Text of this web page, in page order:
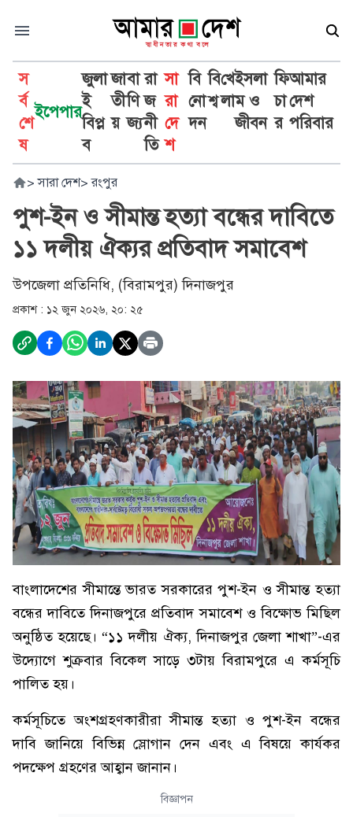
স
র্ব
শে
ষ
ইপেপার
জুলা
ই
বিপ্ল
ব
জা
তী
য়
বা
ণি
জ্য
রা
জ
নী
তি
সা
রা
দে
শ
বি
নো
দন
বি
শ্ব
খে
লা
ইসলা
ম ও
জীবন
ফি
চা
র
আমার
দেশ
পরিবার
> সারা দেশ> রংপুর
পুশ-ইন ও সীমান্ত হত্যা বন্ধের দাবিতে
১১ দলীয় ঐক্যর প্রতিবাদ সমাবেশ
উপজেলা প্রতিনিধি, (বিরামপুর) দিনাজপুর
প্রকাশ : ১২ জুন ২০২৬, ২০: ২৫
বাংলাদেশের সীমান্তে ভারত সরকারের পুশ-ইন ও সীমান্ত হত্যা
বন্ধের দাবিতে দিনাজপুরে প্রতিবাদ সমাবেশ ও বিক্ষোভ মিছিল
অনুষ্ঠিত হয়েছে। “১১ দলীয় ঐক্য, দিনাজপুর জেলা শাখা”-এর
উদ্যোগে শুক্রবার বিকেল সাড়ে ৩টায় বিরামপুরে এ কর্মসূচি
পালিত হয়।
কর্মসূচিতে অংশগ্রহণকারীরা সীমান্ত হত্যা ও পুশ-ইন বন্ধের
দাবি জানিয়ে বিভিন্ন স্লোগান দেন এবং এ বিষয়ে কার্যকর
পদক্ষেপ গ্রহণের আহ্বান জানান।
বিজ্ঞাপন